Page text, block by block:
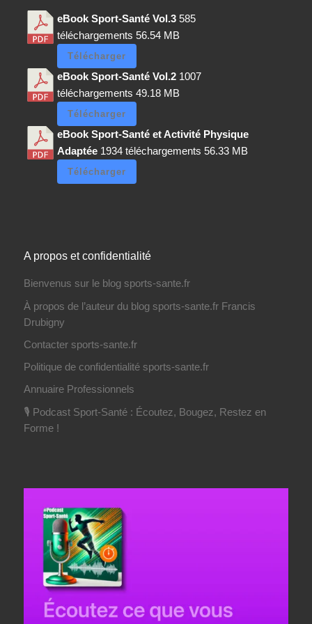
eBook Sport-Santé Vol.3 585
téléchargements 56.54 MB
Télécharger
eBook Sport-Santé Vol.2 1007
téléchargements 49.18 MB
Télécharger
eBook Sport-Santé et Activité Physique
Adaptée 1934 téléchargements 56.33 MB
Télécharger
A propos et confidentialité
Bienvenus sur le blog sports-sante.fr
À propos de l’auteur du blog sports-sante.fr Francis
Drubigny
Contacter sports-sante.fr
Politique de confidentialité sports-sante.fr
Annuaire Professionnels
🎙️ Podcast Sport-Santé : Écoutez, Bougez, Restez en
Forme !